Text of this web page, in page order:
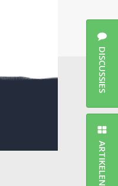
DISCUSSIES
ARTIKELEN